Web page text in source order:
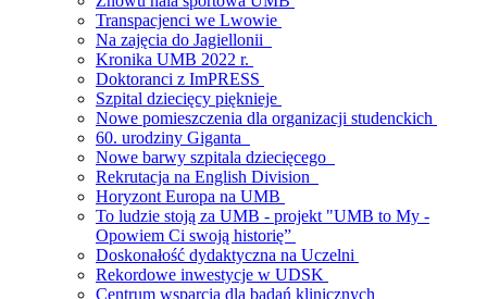
Transpacjenci we Lwowie
Na zajęcia do Jagiellonii
Kronika UMB 2022 r.
Doktoranci z ImPRESS
Szpital dziecięcy pięknieje
Nowe pomieszczenia dla organizacji studenckich
60. urodziny Giganta
Nowe barwy szpitala dziecięcego
Rekrutacja na English Division
Horyzont Europa na UMB
To ludzie stoją za UMB - projekt "UMB to My -
Opowiem Ci swoją historię”
Doskonałość dydaktyczna na Uczelni
Rekordowe inwestycje w UDSK
Centrum wsparcia dla badań klinicznych